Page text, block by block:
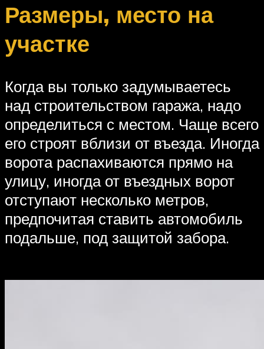
Размеры, место на
участке
Когда вы только задумываетесь
над строительством гаража, надо
определиться с местом. Чаще всего
его строят вблизи от въезда. Иногда
ворота распахиваются прямо на
улицу, иногда от въездных ворот
отступают несколько метров,
предпочитая ставить автомобиль
подальше, под защитой забора.